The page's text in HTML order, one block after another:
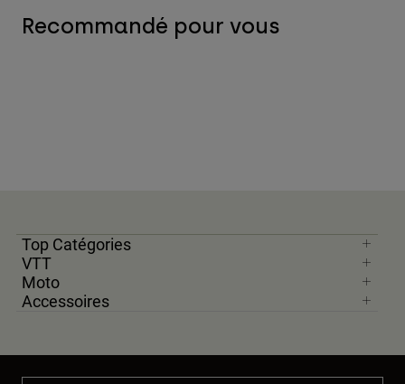
Recommandé pour vous
Top Catégories
VTT
Moto
Accessoires